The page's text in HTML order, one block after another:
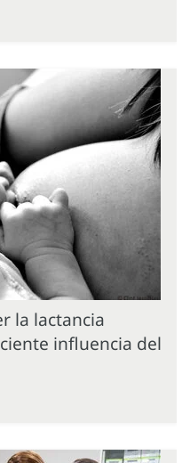
la lactancia
influencia del